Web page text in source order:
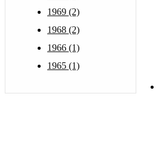
1969 (2)
1968 (2)
1966 (1)
1965 (1)